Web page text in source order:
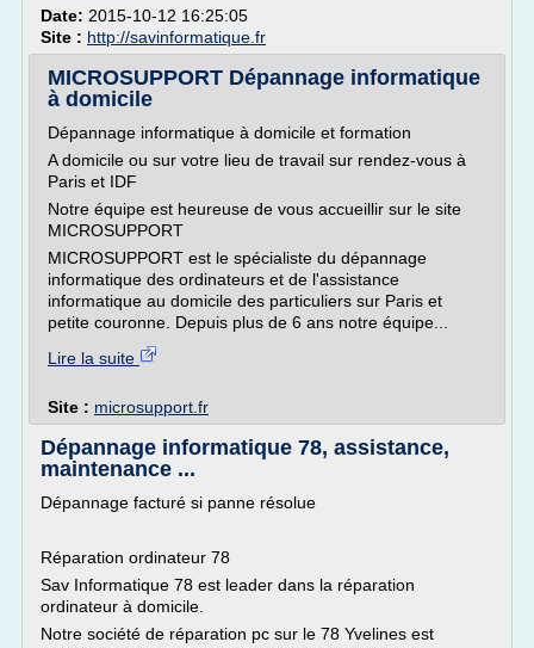
Date: 2015-10-12 16:25:05
Site : http://savinformatique.fr
MICROSUPPORT Dépannage informatique
à domicile
Dépannage informatique à domicile et formation
A domicile ou sur votre lieu de travail sur rendez-vous à
Paris et IDF
Notre équipe est heureuse de vous accueillir sur le site
MICROSUPPORT
MICROSUPPORT est le spécialiste du dépannage
informatique des ordinateurs et de l'assistance
informatique au domicile des particuliers sur Paris et
petite couronne. Depuis plus de 6 ans notre équipe...
Lire la suite
Site : microsupport.fr
Dépannage informatique 78, assistance,
maintenance ...
Dépannage facturé si panne résolue
Réparation ordinateur 78
Sav Informatique 78 est leader dans la réparation
ordinateur à domicile.
Notre société de réparation pc sur le 78 Yvelines est